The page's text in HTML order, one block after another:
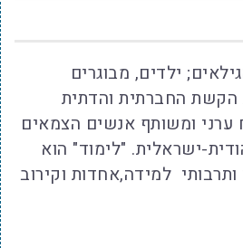
ילדים, מבוגרים
הקשת החברתית והדתית
ומשותף אנשים הצמאים
ישראלית. "לימוד" הוא
ותרבותי למידה,אחדות וקירוב